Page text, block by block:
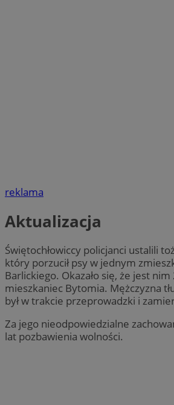
reklama
Aktualizacja
Świętochłowiccy policjanci ustalili
który porzucił psy w jednym
Barlickiego. Okazało się, że jest
mieszkaniec Bytomia. Mężczyzna
był w trakcie przeprowadzki i
Za jego nieodpowiedzialne
lat pozbawienia wolności.